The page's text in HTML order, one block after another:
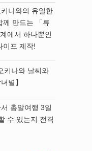
키나와의 유일한
께 만드는 「류
에서 하나뿐인
이프 제작!
키나와 날씨와
별】
총알여행 3일
수 있는지 전격